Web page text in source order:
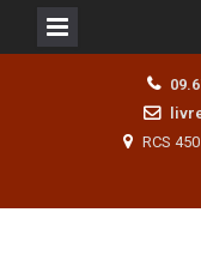
RCS